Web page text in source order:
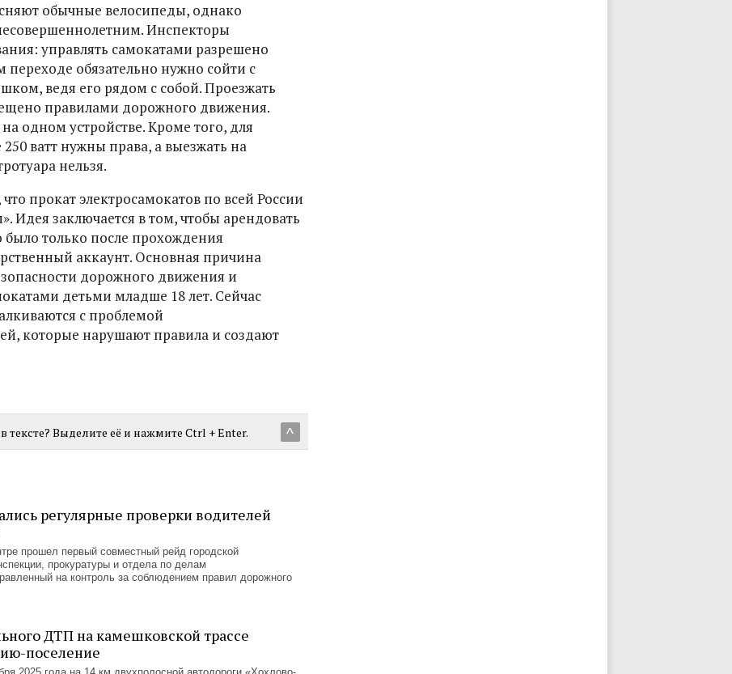
обычные велосипеды, однако
Инспекторы
управлять самокатами разрешено
переходе обязательно нужно сойти с
ведя его рядом с собой. Проезжать
правилами дорожного движения.
одном устройстве. Кроме того, для
ватт нужны права, а выезжать на
нельзя.
прокат электросамокатов по всей России
Идея заключается в том, чтобы арендовать
только после прохождения
аккаунт. Основная причина
дорожного движения и
детьми младше 18 лет. Сейчас
с проблемой
которые нарушают правила и создают
^
тексте? Выделите её и нажмите Ctrl + Enter.
регулярные проверки водителей
прошел первый совместный рейд городской
прокуратуры и отдела по делам
на контроль за соблюдением правил дорожного
ДТП на камешковской трассе
поселение